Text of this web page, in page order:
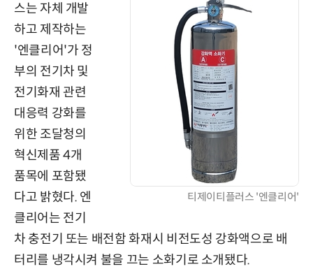
티제이티플러스 '엔클리어'
스는 자체 개발
하고 제작하는
'엔클리어'가 정
부의 전기차 및
전기화재 관련
대응력 강화를
위한 조달청의
혁신제품 4개
품목에 포함됐
다고 밝혔다. 엔
클리어는 전기
차 충전기 또는 배전함 화재시 비전도성 강화액으로 배
터리를 냉각시켜 불을 끄는 소화기로 소개됐다.